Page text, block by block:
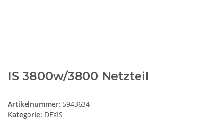
IS 3800w/3800 Netzteil
Artikelnummer: 5943634
Kategorie: DEXIS